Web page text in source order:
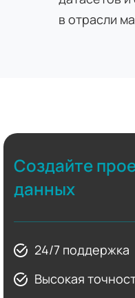
в отрасли
Создайте
данных
24/7 поддержка
Высокая